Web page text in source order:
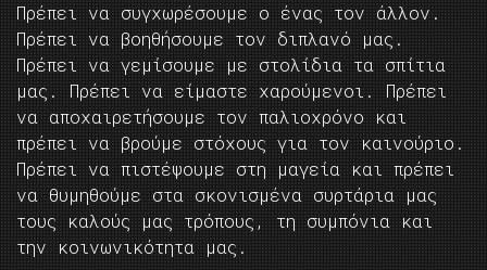
Πρέπει να συγχωρέσουμε ο ένας τον άλλον.
Πρέπει να βοηθήσουμε τον διπλανό μας.
Πρέπει να γεμίσουμε με στολίδια τα σπίτια
μας. Πρέπει να είμαστε χαρούμενοι. Πρέπει
να αποχαιρετήσουμε τον παλιοχρόνο και
πρέπει να βρούμε στόχους για τον καινούριο.
Πρέπει να πιστέψουμε στη μαγεία και πρέπει
να θυμηθούμε στα σκονισμένα συρτάρια μας
τους καλούς μας τρόπους, τη συμπόνια και
την κοινωνικότητα μας.